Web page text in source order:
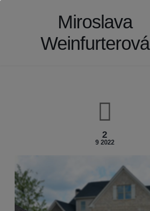
Miroslava
Weinfurterová
2
9 2022